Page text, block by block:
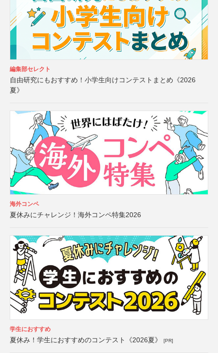
編集部セレクト
自由研究にもおすすめ！小学生向けコンテストまとめ《2026
夏》
海外コンペ
夏休みにチャレンジ！海外コンペ特集2026
学生におすすめ
夏休み！学生におすすめのコンテスト《2026夏》 [PR]